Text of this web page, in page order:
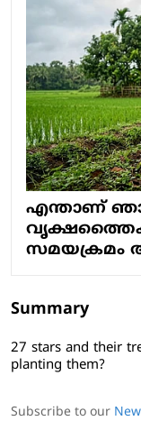
എന്താണ്
സമയക്രമം
Summary
27 stars and their
planting them?
Subscribe to our